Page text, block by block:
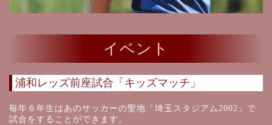
イベント
浦和レッズ前座試合「キッズマッチ」
毎年６年生はあのサッカーの聖地「埼玉スタジアム2002」で
試合をすることができます。